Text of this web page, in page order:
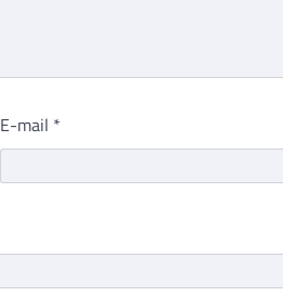
E-mail *